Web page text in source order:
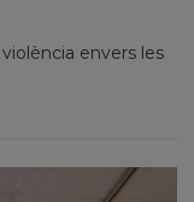
envers les